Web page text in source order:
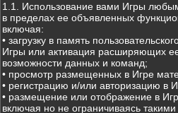
1.1. Использование вами Игры
в пределах ее объявленных
включая:
• загрузку в память
Игры или активация расширяющих
возможности данных и команд;
• просмотр размещенных в Игре
• регистрацию и/или авторизацию в
• размещение или отображение в
включая но не ограничиваясь такими